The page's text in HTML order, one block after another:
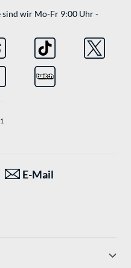
sind wir Mo-Fr 9:00 Uhr -
1
E-Mail